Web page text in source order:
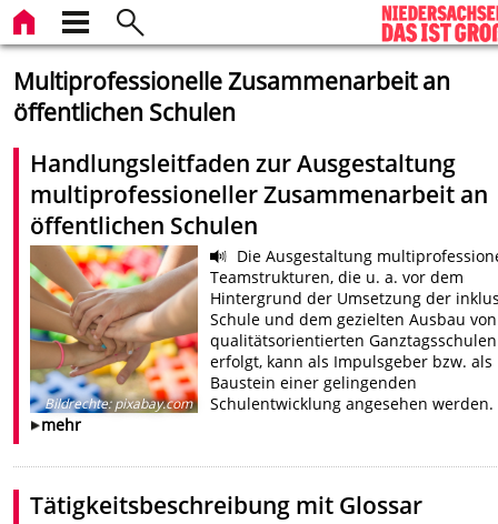
Multiprofessionelle Zusammenarbeit an
öffentlichen Schulen
Handlungsleitfaden zur Ausgestaltung
multiprofessioneller Zusammenarbeit an
öffentlichen Schulen
Bildrechte:pixabay.com
Die Ausgestaltung
Teamstrukturen, die u. a. vor dem
Hintergrund der Umsetzung der
Schule und dem gezielten Ausbau von
qualitätsorientierten Ganztagsschulen
erfolgt, kann als Impulsgeber bzw. als
Baustein einer gelingenden
Schulentwicklung angesehen werden.
mehr
Tätigkeitsbeschreibung mit Glossar